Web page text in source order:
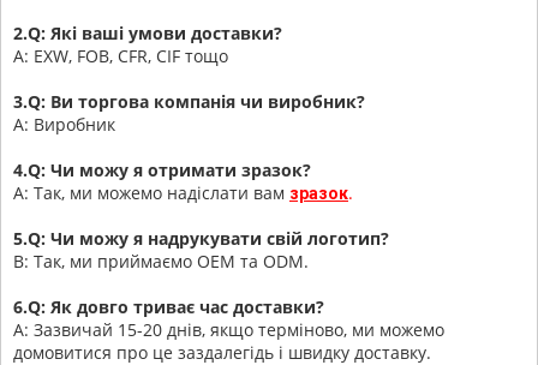
2.Q: Які ваші умови доставки?
A: EXW, FOB, CFR, CIF тощо
3.Q: Ви торгова компанія чи виробник?
A: Виробник
4.Q: Чи можу я отримати зразок?
A: Так, ми можемо надіслати вам зразок.
5.Q: Чи можу я надрукувати свій логотип?
В: Так, ми приймаємо OEM та ODM.
6.Q: Як довго триває час доставки?
A: Зазвичай 15-20 днів, якщо терміново, ми можемо
домовитися про це заздалегідь і швидку доставку.